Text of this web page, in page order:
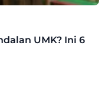
UMK? Ini 6